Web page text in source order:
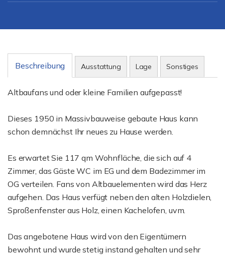
Beschreibung Ausstattung Lage Sonstiges
Altbaufans und oder kleine Familien aufgepasst!
Dieses 1950 in Massivbauweise gebaute Haus kann
schon demnächst Ihr neues zu Hause werden.
Es erwartet Sie 117 qm Wohnfläche, die sich auf 4
Zimmer, das Gäste WC im EG und dem Badezimmer im
OG verteilen. Fans von Altbauelementen wird das Herz
aufgehen. Das Haus verfügt neben den alten Holzdielen,
Sproßenfenster aus Holz, einen Kachelofen, uvm.
Das angebotene Haus wird von den Eigentümern
bewohnt und wurde stetig instand gehalten und sehr